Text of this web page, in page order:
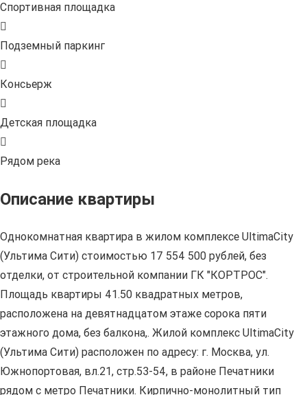
Спортивная площадка
Подземный паркинг
Консьерж
Детская площадка
Рядом река
Описание квартиры
Однокомнатная квартира в жилом комплексе UltimaCity
(Ультима Сити) стоимостью 17 554 500 рублей, без
отделки, от строительной компании ГК "КОРТРОС".
Площадь квартиры 41.50 квадратных метров,
расположена на девятнадцатом этаже сорока пяти
этажного дома, без балкона,. Жилой комплекс UltimaCity
(Ультима Сити) расположен по адресу: г. Москва, ул.
Южнопортовая, вл.21, стр.53-54, в районе Печатники
рядом с метро Печатники. Кирпично-монолитный тип